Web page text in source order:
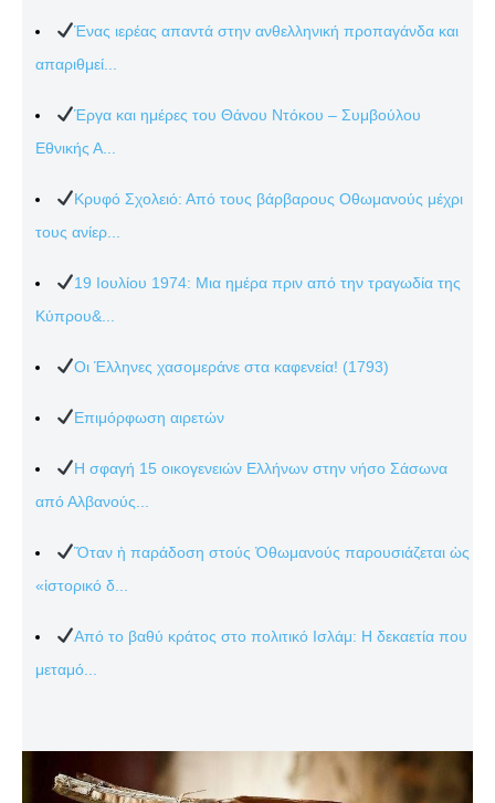
Ένας ιερέας απαντά στην ανθελληνική προπαγάνδα και
απαριθμεί...
Έργα και ημέρες του Θάνου Ντόκου – Συμβούλου
Εθνικής Α...
Κρυφό Σχολειό: Από τους βάρβαρους Οθωμανούς μέχρι
τους ανίερ...
19 Ιουλίου 1974: Μια ημέρα πριν από την τραγωδία της
Κύπρου&...
Οι Έλληνες χασομεράνε στα καφενεία! (1793)
Επιμόρφωση αιρετών
Η σφαγή 15 οικογενειών Ελλήνων στην νήσο Σάσωνα
από Αλβανούς...
Ὅταν ἡ παράδοση στούς Ὀθωμανούς παρουσιάζεται ὡς
«ἱστορικό δ...
Από το βαθύ κράτος στο πολιτικό Ισλάμ: Η δεκαετία που
μεταμό...